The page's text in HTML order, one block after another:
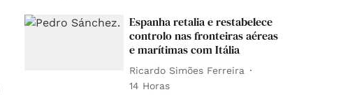
Espanha retalia e restabelece
controlo nas fronteiras aéreas
e marítimas com Itália
Ricardo Simões Ferreira
14 Horas